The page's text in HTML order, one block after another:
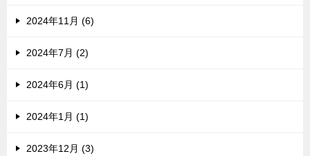
2024年11月 (6)
2024年7月 (2)
2024年6月 (1)
2024年1月 (1)
2023年12月 (3)